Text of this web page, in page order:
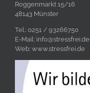
Roggenmarkt 15/16
48143 Münster
Tel.: 0251 / 93266750
E-Mail: info@stressfrei.de
Web: www.stressfrei.de